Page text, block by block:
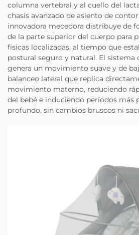
columna vertebral y al cuello del
chasis avanzado de asiento de
innovadora mecedora distribuye de
de la parte superior del cuerpo para
físicas localizadas, al tiempo que
postural seguro y natural. El
genera un movimiento suave y de
balanceo lateral que replica
movimiento materno, reduciendo
del bebé e induciendo períodos más
profundo, sin cambios bruscos ni